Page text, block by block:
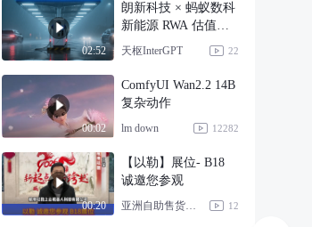
02:52
朗新科技 × 蚂蚁数科
新能源 RWA 估值模
型拆解
天枢InterGPT 22
00:02
ComfyUI Wan2.2 14B
复杂动作
lm down 12282
00:20
【以勒】展位- B18
诚邀您参观
亚洲自助售货及智慧零售展 12